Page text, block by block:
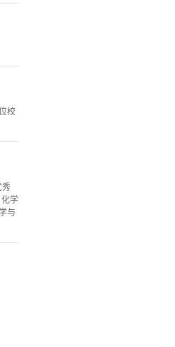
校
秀
学
与